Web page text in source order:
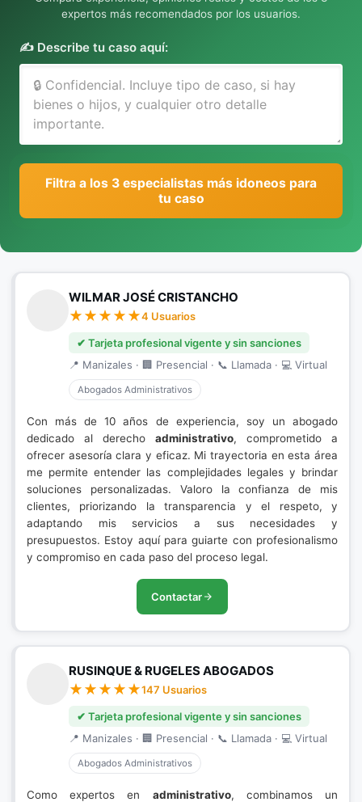
expertos más recomendados por los usuarios.
✍️ Describe tu caso aquí:
Filtra a los 3 especialistas más idoneos para
tu caso
WILMAR JOSÉ CRISTANCHO
4 Usuarios
✔ Tarjeta profesional vigente y sin sanciones
📍 Manizales · 🏢 Presencial · 📞 Llamada · 💻 Virtual
Abogados Administrativos
Con más de 10 años de experiencia, soy un abogado
dedicado al derecho administrativo, comprometido a
ofrecer asesoría clara y eficaz. Mi trayectoria en esta área
me permite entender las complejidades legales y brindar
soluciones personalizadas. Valoro la confianza de mis
clientes, priorizando la transparencia y el respeto, y
adaptando mis servicios a sus necesidades y
presupuestos. Estoy aquí para guiarte con profesionalismo
y compromiso en cada paso del proceso legal.
Contactar
RUSINQUE & RUGELES ABOGADOS
147 Usuarios
✔ Tarjeta profesional vigente y sin sanciones
📍 Manizales · 🏢 Presencial · 📞 Llamada · 💻 Virtual
Abogados Administrativos
Como expertos en administrativo, combinamos un